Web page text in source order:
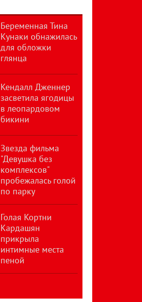
Беременная Тина
Кунаки обнажилась
для обложки
глянца
Кендалл Дженнер
засветила ягодицы
в леопардовом
бикини
Звезда фильма
"Девушка без
комплексов"
пробежалась голой
по парку
Голая Кортни
Кардашян
прикрыла
интимные места
пеной